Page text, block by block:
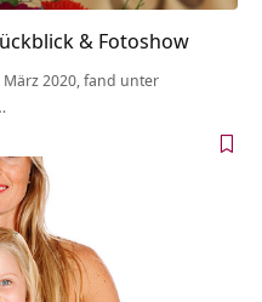
& Fotoshow
März 2020, fand unter